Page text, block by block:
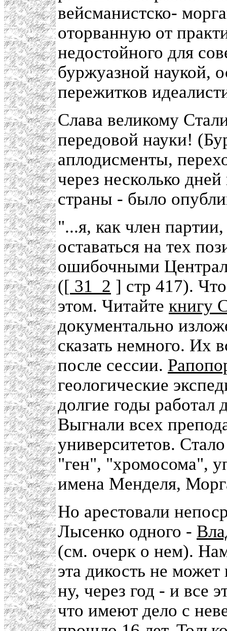
вейсманистско-
оторванную от
недостойного для
буржуазной наукой,
пережитков
Слава великому
передовой науки!
аплодисменты,
через несколько
страны - было
"...я, как член
оставаться на тех
ошибочными
([ 31_2 ] стр 417).
этом. Читайте книгу
документально
сказать немного. Их
после сессии.
геологические
долгие годы работал
Выгнали всех
университетов.
"ген", "хромосома",
имена Менделя,
Но арестовали
Лысенко одного -
(см. очерк о нем).
эта дикость не
ну, через год - и все
что имеют дело с